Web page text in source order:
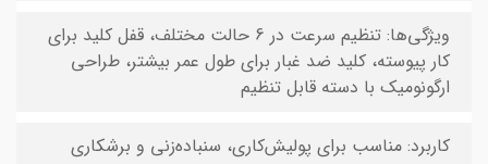
ویژگی‌ها: تنظیم سرعت در 6 حالت مختلف، قفل کلید برای
کار پیوسته، کلید ضد غبار برای طول عمر بیشتر، طراحی
ارگونومیک با دسته قابل تنظیم
کاربرد: مناسب برای پولیش‌کاری، سنباده‌زنی و برشکاری